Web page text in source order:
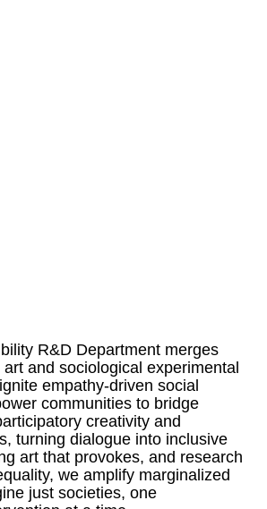
R&D Department merges
and sociological experimental
empathy-driven social
communities to bridge
creativity and
turning dialogue into inclusive
art that provokes, and research
we amplify marginalized
just societies, one